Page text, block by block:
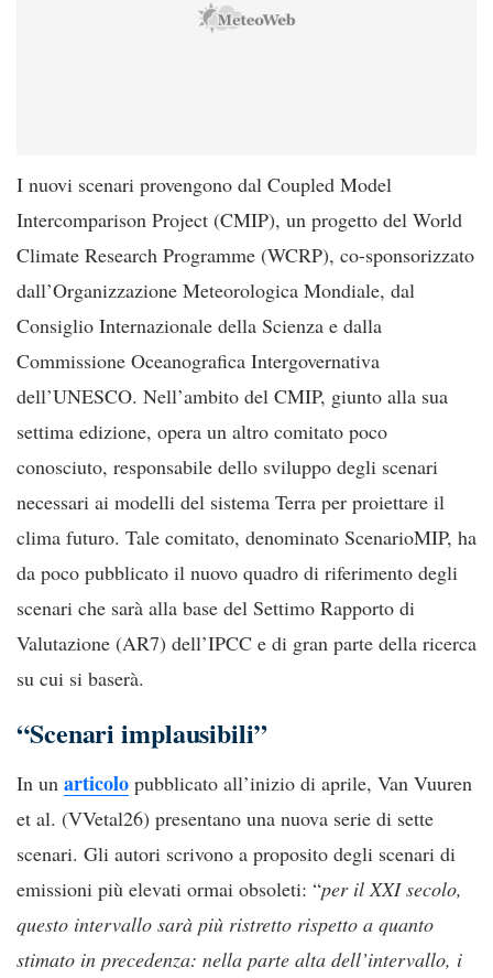
I nuovi scenari provengono dal Coupled Model
Intercomparison Project (CMIP), un progetto del World
Climate Research Programme (WCRP), co-sponsorizzato
dall’Organizzazione Meteorologica Mondiale, dal
Consiglio Internazionale della Scienza e dalla
Commissione Oceanografica Intergovernativa
dell’UNESCO. Nell’ambito del CMIP, giunto alla sua
settima edizione, opera un altro comitato poco
conosciuto, responsabile dello sviluppo degli scenari
necessari ai modelli del sistema Terra per proiettare il
clima futuro. Tale comitato, denominato ScenarioMIP, ha
da poco pubblicato il nuovo quadro di riferimento degli
scenari che sarà alla base del Settimo Rapporto di
Valutazione (AR7) dell’IPCC e di gran parte della ricerca
su cui si baserà.
“Scenari implausibili”
In un articolo pubblicato all’inizio di aprile, Van Vuuren
et al. (VVetal26) presentano una nuova serie di sette
scenari. Gli autori scrivono a proposito degli scenari di
emissioni più elevati ormai obsoleti: “per il XXI secolo,
questo intervallo sarà più ristretto rispetto a quanto
stimato in precedenza: nella parte alta dell’intervallo, i